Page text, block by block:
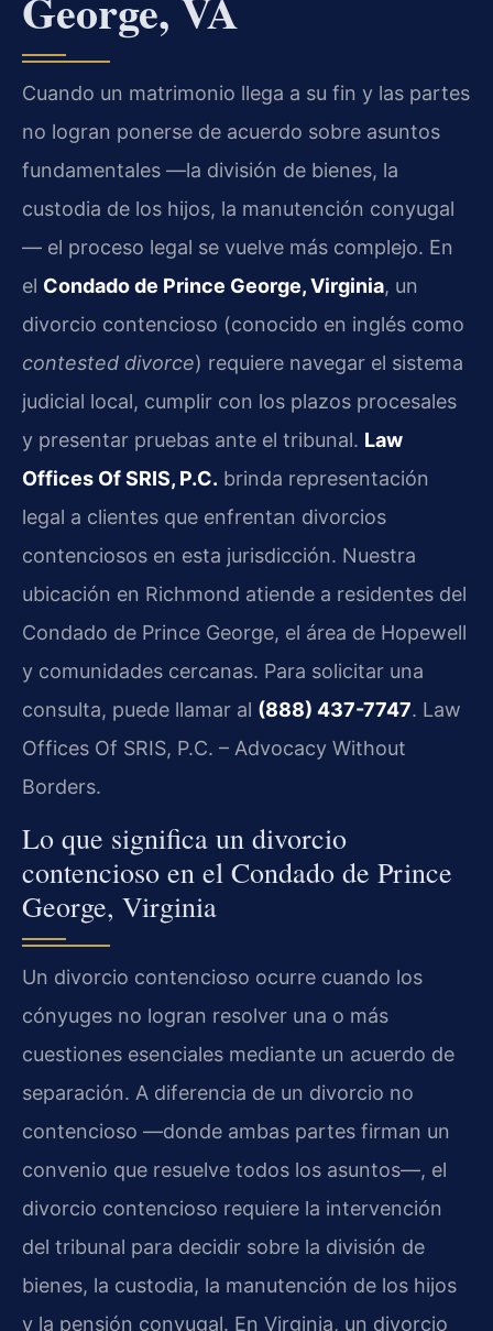
Cuando un matrimonio llega a su fin y las partes
no logran ponerse de acuerdo sobre asuntos
fundamentales —la división de bienes, la
custodia de los hijos, la manutención conyugal
— el proceso legal se vuelve más complejo. En
el Condado de Prince George, Virginia, un
divorcio contencioso (conocido en inglés como
contested divorce) requiere navegar el sistema
judicial local, cumplir con los plazos procesales
y presentar pruebas ante el tribunal. Law
Offices Of SRIS, P.C. brinda representación
legal a clientes que enfrentan divorcios
contenciosos en esta jurisdicción. Nuestra
ubicación en Richmond atiende a residentes del
Condado de Prince George, el área de Hopewell
y comunidades cercanas. Para solicitar una
consulta, puede llamar al (888) 437-7747. Law
Offices Of SRIS, P.C. – Advocacy Without
Borders.
Lo que significa un divorcio
contencioso en el Condado de Prince
George, Virginia
Un divorcio contencioso ocurre cuando los
cónyuges no logran resolver una o más
cuestiones esenciales mediante un acuerdo de
separación. A diferencia de un divorcio no
contencioso —donde ambas partes firman un
convenio que resuelve todos los asuntos—, el
divorcio contencioso requiere la intervención
del tribunal para decidir sobre la división de
bienes, la custodia, la manutención de los hijos
y la pensión conyugal. En Virginia, un divorcio